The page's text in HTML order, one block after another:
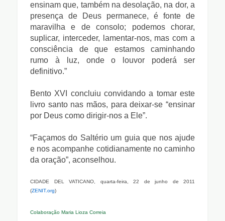
ensinam que, também na desolação, na dor, a
presença de Deus permanece, é fonte de
maravilha e de consolo; podemos chorar,
suplicar, interceder, lamentar-nos, mas com a
consciência de que estamos caminhando
rumo à luz, onde o louvor poderá ser
definitivo.”
Bento XVI concluiu convidando a tomar este
livro santo nas mãos, para deixar-se “ensinar
por Deus como dirigir-nos a Ele”.
“Façamos do Saltério um guia que nos ajude
e nos acompanhe cotidianamente no caminho
da oração”, aconselhou.
CIDADE DEL VATICANO, quarta-feira, 22 de junho de 2011
(ZENIT.org)
Colaboração Maria Lioza Correia